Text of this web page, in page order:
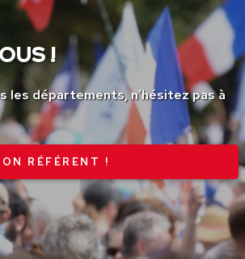
!
les départements, n’hésitez pas à
RÉFÉRENT !